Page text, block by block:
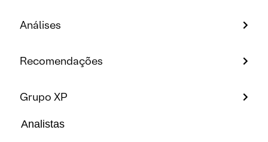
Análises
Recomendações
Grupo XP
Analistas